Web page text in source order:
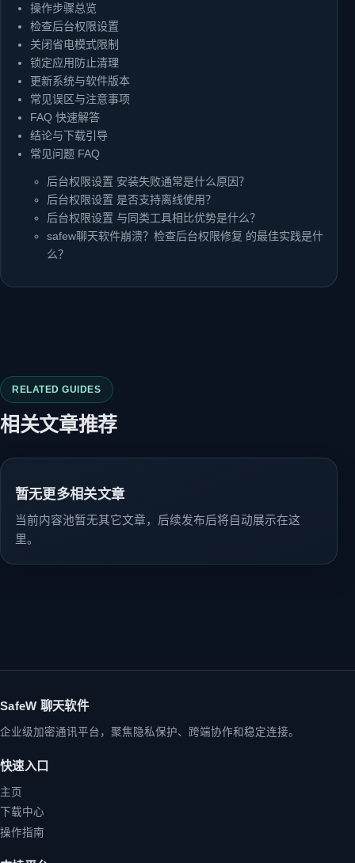
操作步骤总览
检查后台权限设置
关闭省电模式限制
锁定应用防止清理
更新系统与软件版本
常见误区与注意事项
FAQ 快速解答
结论与下载引导
常见问题 FAQ
后台权限设置 安装失败通常是什么原因？
后台权限设置 是否支持离线使用？
后台权限设置 与同类工具相比优势是什么？
safew聊天软件崩溃？检查后台权限修复 的最佳实践是什
么？
RELATED GUIDES
相关文章推荐
暂无更多相关文章
当前内容池暂无其它文章，后续发布后将自动展示在这
里。
SafeW 聊天软件
企业级加密通讯平台，聚焦隐私保护、跨端协作和稳定连接。
快速入口
主页
下载中心
操作指南